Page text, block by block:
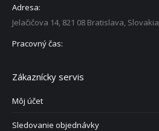
Adresa:
Jelačičova 14, 821 08 Bratislava, Slovakia
Pracovný čas:
Zákaznícky servis
Môj účet
Sledovanie objednávky